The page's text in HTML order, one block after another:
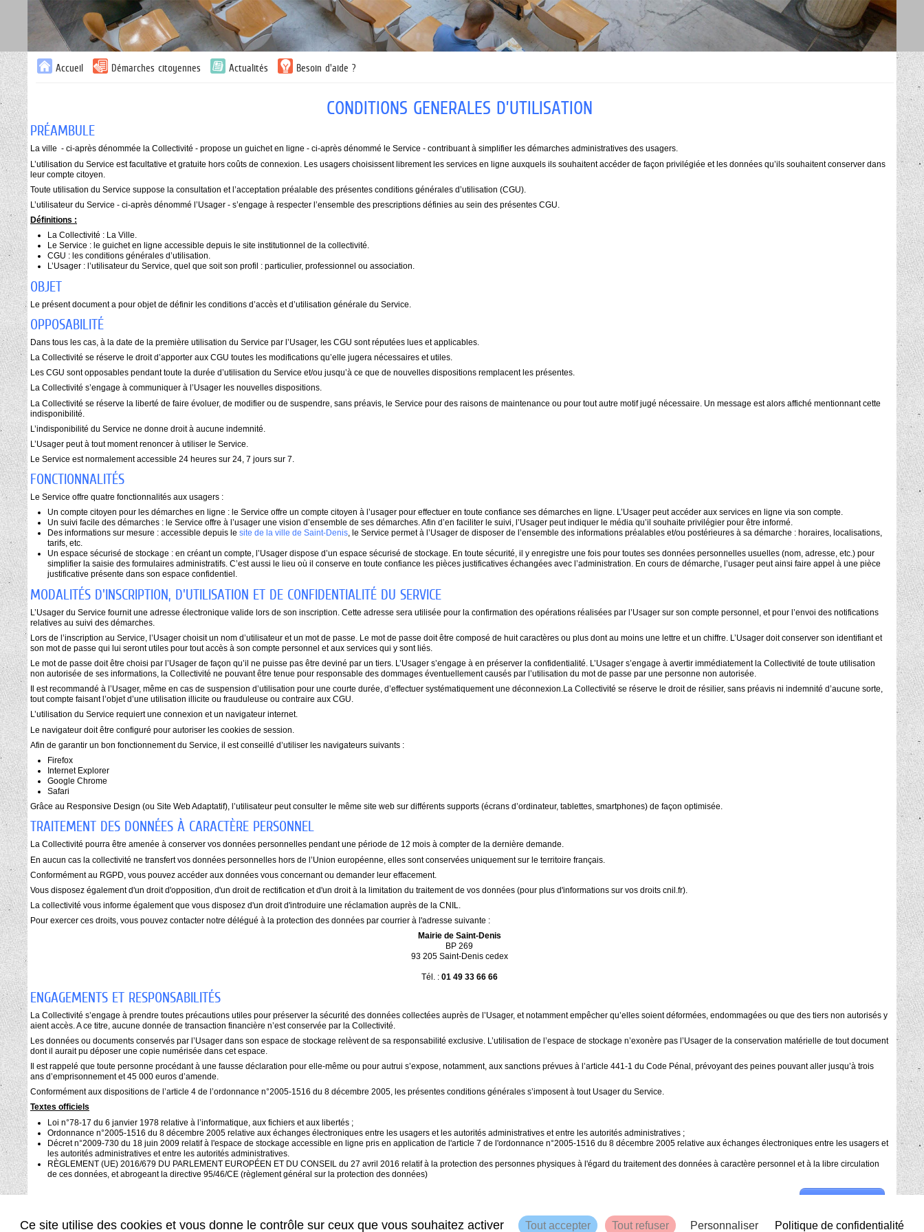
Liste
des
Accueil Démarches citoyennes Actualités Besoin d'aide ?
CONDITIONS GENERALES D’UTILISATION
PRÉAMBULE
La ville - ci-après dénommée la Collectivité - propose un guichet en ligne - ci-après dénommé le Service - contribuant à simplifier les démarches administratives des usagers.
L’utilisation du Service est facultative et gratuite hors coûts de connexion. Les usagers choisissent librement les services en ligne auxquels ils souhaitent accéder de façon privilégiée et les données qu’ils souhaitent conserver dans
leur compte citoyen.
Toute utilisation du Service suppose la consultation et l’acceptation préalable des présentes conditions générales d’utilisation (CGU).
L’utilisateur du Service - ci-après dénommé l’Usager - s’engage à respecter l’ensemble des prescriptions définies au sein des présentes CGU.
Définitions :
La Collectivité : La Ville.
Le Service : le guichet en ligne accessible depuis le site institutionnel de la collectivité.
CGU : les conditions générales d’utilisation.
L’Usager : l’utilisateur du Service, quel que soit son profil : particulier, professionnel ou association.
OBJET
Le présent document a pour objet de définir les conditions d’accès et d’utilisation générale du Service.
OPPOSABILITÉ
Dans tous les cas, à la date de la première utilisation du Service par l’Usager, les CGU sont réputées lues et applicables.
La Collectivité se réserve le droit d’apporter aux CGU toutes les modifications qu’elle jugera nécessaires et utiles.
Les CGU sont opposables pendant toute la durée d’utilisation du Service et/ou jusqu’à ce que de nouvelles dispositions remplacent les présentes.
La Collectivité s’engage à communiquer à l’Usager les nouvelles dispositions.
La Collectivité se réserve la liberté de faire évoluer, de modifier ou de suspendre, sans préavis, le Service pour des raisons de maintenance ou pour tout autre motif jugé nécessaire. Un message est alors affiché mentionnant cette
indisponibilité.
L’indisponibilité du Service ne donne droit à aucune indemnité.
L’Usager peut à tout moment renoncer à utiliser le Service.
Le Service est normalement accessible 24 heures sur 24, 7 jours sur 7.
FONCTIONNALITÉS
Le Service offre quatre fonctionnalités aux usagers :
Un compte citoyen pour les démarches en ligne : le Service offre un compte citoyen à l’usager pour effectuer en toute confiance ses démarches en ligne. L’Usager peut accéder aux services en ligne via son compte.
Un suivi facile des démarches : le Service offre à l’usager une vision d’ensemble de ses démarches. Afin d’en faciliter le suivi, l’Usager peut indiquer le média qu’il souhaite privilégier pour être informé.
Des informations sur mesure : accessible depuis le site de la ville de Saint-Denis, le Service permet à l’Usager de disposer de l’ensemble des informations préalables et/ou postérieures à sa démarche : horaires, localisations,
tarifs, etc.
Un espace sécurisé de stockage : en créant un compte, l’Usager dispose d’un espace sécurisé de stockage. En toute sécurité, il y enregistre une fois pour toutes ses données personnelles usuelles (nom, adresse, etc.) pour
simplifier la saisie des formulaires administratifs. C’est aussi le lieu où il conserve en toute confiance les pièces justificatives échangées avec l’administration. En cours de démarche, l’usager peut ainsi faire appel à une pièce
justificative présente dans son espace confidentiel.
MODALITÉS D'INSCRIPTION, D'UTILISATION ET DE CONFIDENTIALITÉ DU SERVICE
L’Usager du Service fournit une adresse électronique valide lors de son inscription. Cette adresse sera utilisée pour la confirmation des opérations réalisées par l’Usager sur son compte personnel, et pour l’envoi des notifications
relatives au suivi des démarches.
Lors de l’inscription au Service, l’Usager choisit un nom d’utilisateur et un mot de passe. Le mot de passe doit être composé de huit caractères ou plus dont au moins une lettre et un chiffre. L’Usager doit conserver son identifiant et
son mot de passe qui lui seront utiles pour tout accès à son compte personnel et aux services qui y sont liés.
Le mot de passe doit être choisi par l’Usager de façon qu’il ne puisse pas être deviné par un tiers. L’Usager s’engage à en préserver la confidentialité. L’Usager s’engage à avertir immédiatement la Collectivité de toute utilisation
non autorisée de ses informations, la Collectivité ne pouvant être tenue pour responsable des dommages éventuellement causés par l’utilisation du mot de passe par une personne non autorisée.
Il est recommandé à l’Usager, même en cas de suspension d’utilisation pour une courte durée, d’effectuer systématiquement une déconnexion.La Collectivité se réserve le droit de résilier, sans préavis ni indemnité d’aucune sorte,
tout compte faisant l’objet d’une utilisation illicite ou frauduleuse ou contraire aux CGU.
L’utilisation du Service requiert une connexion et un navigateur internet.
Le navigateur doit être configuré pour autoriser les cookies de session.
Afin de garantir un bon fonctionnement du Service, il est conseillé d’utiliser les navigateurs suivants :
Firefox
Internet Explorer
Google Chrome
Safari
Grâce au Responsive Design (ou Site Web Adaptatif), l’utilisateur peut consulter le même site web sur différents supports (écrans d’ordinateur, tablettes, smartphones) de façon optimisée.
TRAITEMENT DES DONNÉES À CARACTÈRE PERSONNEL
La Collectivité pourra être amenée à conserver vos données personnelles pendant une période de 12 mois à compter de la dernière demande.
En aucun cas la collectivité ne transfert vos données personnelles hors de l’Union européenne, elles sont conservées uniquement sur le territoire français.
Conformément au RGPD, vous pouvez accéder aux données vous concernant ou demander leur effacement.
Vous disposez également d'un droit d'opposition, d'un droit de rectification et d'un droit à la limitation du traitement de vos données (pour plus d'informations sur vos droits cnil.fr).
La collectivité vous informe également que vous disposez d'un droit d'introduire une réclamation auprès de la CNIL.
Pour exercer ces droits, vous pouvez contacter notre délégué à la protection des données par courrier à l'adresse suivante :
Mairie de Saint-Denis
BP 269
93 205 Saint-Denis cedex
Tél. : 01 49 33 66 66
ENGAGEMENTS ET RESPONSABILITÉS
La Collectivité s’engage à prendre toutes précautions utiles pour préserver la sécurité des données collectées auprès de l’Usager, et notamment empêcher qu’elles soient déformées, endommagées ou que des tiers non autorisés y
aient accès. A ce titre, aucune donnée de transaction financière n’est conservée par la Collectivité.
Les données ou documents conservés par l’Usager dans son espace de stockage relèvent de sa responsabilité exclusive. L’utilisation de l’espace de stockage n’exonère pas l’Usager de la conservation matérielle de tout document
dont il aurait pu déposer une copie numérisée dans cet espace.
Il est rappelé que toute personne procédant à une fausse déclaration pour elle-même ou pour autrui s’expose, notamment, aux sanctions prévues à l’article 441-1 du Code Pénal, prévoyant des peines pouvant aller jusqu’à trois
ans d’emprisonnement et 45 000 euros d’amende.
Conformément aux dispositions de l’article 4 de l’ordonnance n°2005-1516 du 8 décembre 2005, les présentes conditions générales s’imposent à tout Usager du Service.
Textes officiels
Loi n°78-17 du 6 janvier 1978 relative à l’informatique, aux fichiers et aux libertés ;
Ordonnance n°2005-1516 du 8 décembre 2005 relative aux échanges électroniques entre les usagers et les autorités administratives et entre les autorités administratives ;
Décret n°2009-730 du 18 juin 2009 relatif à l'espace de stockage accessible en ligne pris en application de l'article 7 de l'ordonnance n°2005-1516 du 8 décembre 2005 relative aux échanges électroniques entre les usagers et
les autorités administratives et entre les autorités administratives.
RÈGLEMENT (UE) 2016/679 DU PARLEMENT EUROPÉEN ET DU CONSEIL du 27 avril 2016 relatif à la protection des personnes physiques à l'égard du traitement des données à caractère personnel et à la libre circulation
de ces données, et abrogeant la directive 95/46/CE (règlement général sur la protection des données)
Panneau de gestion des cookies
Ce site utilise des cookies et vous donne le contrôle sur ceux que vous souhaitez activer Tout accepter Tout refuser Personnaliser Politique de confidentialité